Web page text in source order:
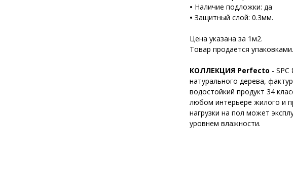
• Наличие подложки: да
• Защитный слой: 0.3мм.
Цена указана за 1м2.
Товар продается упаковками.
КОЛЛЕКЦИЯ Perfecto -
натурального дерева,
водостойкий продукт 34
любом интерьере жилого и
нагрузки на пол может
уровнем влажности.